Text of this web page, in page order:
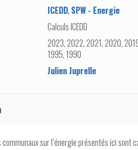
ICEDD, SPW - Energie
Calculs ICEDD
2023, 2022, 2021, 2020,
1995, 1990
Julien Juprelle
sur l’énergie présentés ici sont